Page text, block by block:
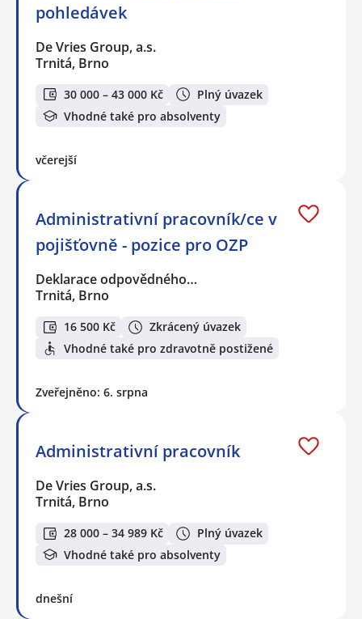
pohledávek
De Vries Group, a.s.
Trnitá, Brno
30 000 – 43 000 Kč
Plný úvazek
Vhodné také pro absolventy
včerejší
Administrativní pracovník/ce v
pojišťovně - pozice pro OZP
Deklarace odpovědného…
Trnitá, Brno
16 500 Kč
Zkrácený úvazek
Vhodné také pro zdravotně postižené
Zveřejněno: 6. srpna
Administrativní pracovník
De Vries Group, a.s.
Trnitá, Brno
28 000 – 34 989 Kč
Plný úvazek
Vhodné také pro absolventy
dnešní